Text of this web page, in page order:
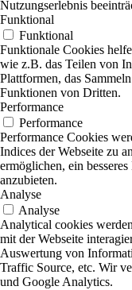
Nutzungserlebnis
Funktional
Funktional
Funktionale Cookies
wie z.B. das Teilen von
Plattformen, das
Funktionen von Dritten.
Performance
Performance
Performance Cookies
Indices der Webseite zu
ermöglichen, ein
anzubieten.
Analyse
Analyse
Analytical cookies
mit der Webseite
Auswertung von
Traffic Source, etc. Wir
und Google Analytics.